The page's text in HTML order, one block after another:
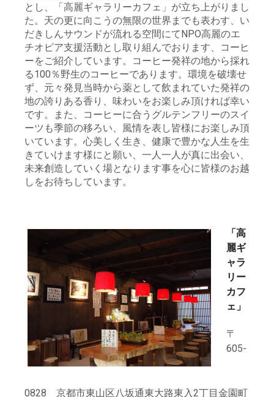
とし、「高麗ギャラリーカフェ」が立ち上がりまし
た。天の更に向こうの無限の世界までも表わす、い
だきしんサウンドが流れる空間にてNPO高麗のエ
チオピア支援活動とし取り組んでおります、コーヒ
ーをご紹介しています。コーヒー発祥の地から採れ
る100％野生のコーヒーであります。環境を破壊せ
ず、元々発見当時から薬として飲まれていた発祥の
地の誇りある香り、味わいをお楽しみ頂ければ幸い
です。また、コーヒーに合うグルテンフリーのスイ
ーツも季節の移ろい、風情を表し皆様にお楽しみ頂
いています。心美しく生き、健康で豊かな人生を生
きていけます様にと願い、一人一人が真に出会い、
未来創造していく場となります事を心に皆様のお越
しをお待ちしています。
「高
麗ギ
ャラ
リー
カフ
ェ」
〒
605-
0828 京都市東山区八坂通東大路東入2丁目金園町